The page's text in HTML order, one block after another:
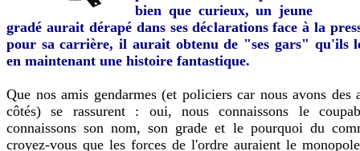
bien que curieux, un jeune
gradé aurait dérapé dans ses déclarations face à la
pour sa carrière, il aurait obtenu de "ses gars" qu'ils
en maintenant une histoire fantastique.
Que nos amis gendarmes (et policiers car nous avons des
côtés) se rassurent : oui, nous connaissons le
connaissons son nom, son grade et le pourquoi du
croyez-vous que les forces de l'ordre auraient le